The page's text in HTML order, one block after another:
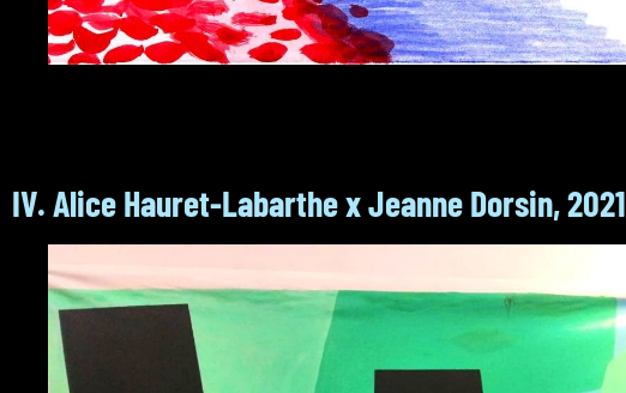
IV. Alice Hauret-Labarthe x Jeanne Dorsin, 2021